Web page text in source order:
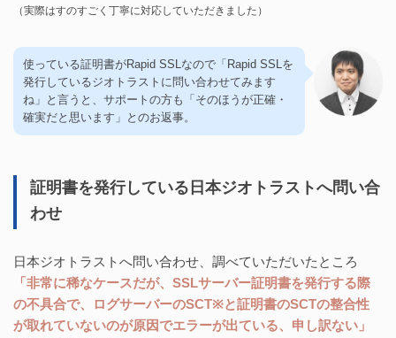
（実際はすのすごく丁寧に対応していただきました）
使っている証明書がRapid SSLなので「Rapid SSLを
発行しているジオトラストに問い合わせてみます
ね」と言うと、サポートの方も「そのほうが正確・
確実だと思います」とのお返事。
証明書を発行している日本ジオトラストへ問い合
わせ
日本ジオトラストへ問い合わせ、調べていただいたところ
「非常に稀なケースだが、SSLサーバー証明書を発行する際
の不具合で、ログサーバーのSCT※と証明書のSCTの整合性
が取れていないのが原因でエラーが出ている、申し訳ない」